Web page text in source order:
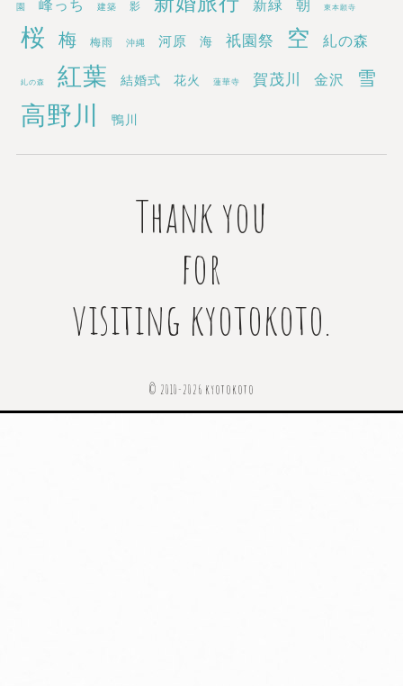
園 峰っち 建築 影 新緑 朝 東本願寺
桜 梅 梅雨 沖縄 河原 海 祇園祭 空 糺の森
糺の森 紅葉 結婚式 花火 蓮華寺 賀茂川 金沢 雪
高野川 鴨川
Thank you
for
visiting kyotokoto.
© 2010-2026 kyotokoto